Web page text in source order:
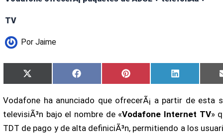
TV
Por Jaime
Compartir
en
X
(Twitter)
Compartir
en
Facebook
Compartir
en
Pinterest
Compartir
en
LinkedIn
Vodafone ha anunciado que ofrecerÃ¡ a partir de esta
televisiÃ³n bajo el nombre de «Vodafone Internet TV»
TDT de pago y de alta definiciÃ³n, permitiendo a los